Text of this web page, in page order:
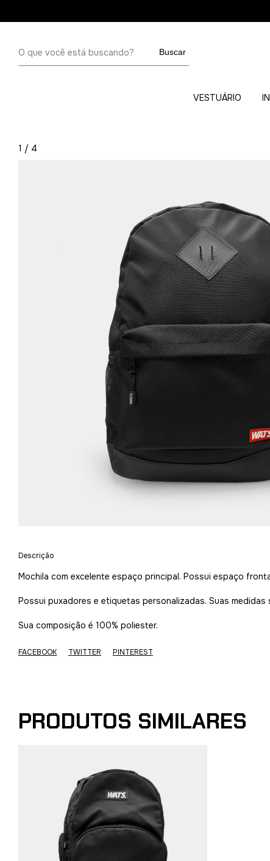
Buscar
VESTUÁRIO
1 / 4
Descrição
Mochila com excelente espaço principal. Possui espaço
Possui puxadores e etiquetas personalizadas. Suas
Sua composição é 100% poliester.
FACEBOOK TWITTER PINTEREST
PRODUTOS SIMILARES